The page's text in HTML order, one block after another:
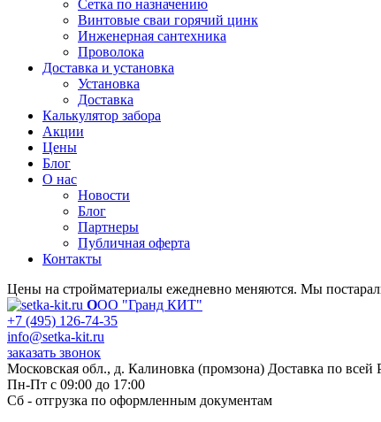
Сетка по назначению
Винтовые сваи горячий цинк
Инженерная сантехника
Проволока
Доставка и установка
Установка
Доставка
Калькулятор забора
Акции
Цены
Блог
О нас
Новости
Блог
Партнеры
Публичная оферта
Контакты
Цены на стройматериалы ежедневно меняются. Мы
ООО "Гранд КИТ"
+7 (495) 126-74-35
info@setka-kit.ru
заказать звонок
Московская обл., д. Калиновка (промзона) Доставка по всей
Пн-Пт с 09:00 до 17:00
Сб - отгрузка по оформленным документам